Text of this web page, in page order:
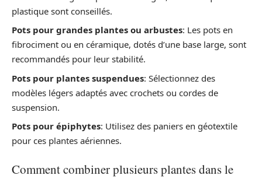
plastique sont conseillés.
Pots pour grandes plantes ou arbustes: Les pots en
fibrociment ou en céramique, dotés d’une base large, sont
recommandés pour leur stabilité.
Pots pour plantes suspendues: Sélectionnez des
modèles légers adaptés avec crochets ou cordes de
suspension.
Pots pour épiphytes: Utilisez des paniers en géotextile
pour ces plantes aériennes.
Comment combiner plusieurs plantes dans le